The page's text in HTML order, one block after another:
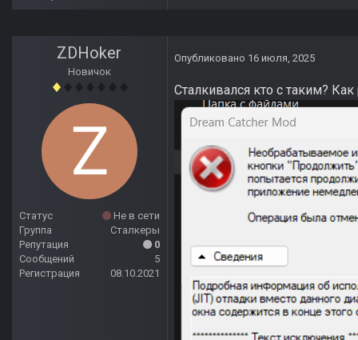
ZDHoker
Новичок
Статус
Не в сети
Группа
Сталкеры
Репутация
0
Сообщений
5
Регистрация
08.10.2021
Опубликовано 16 июля, 2025
Сталкивался кто с таким?